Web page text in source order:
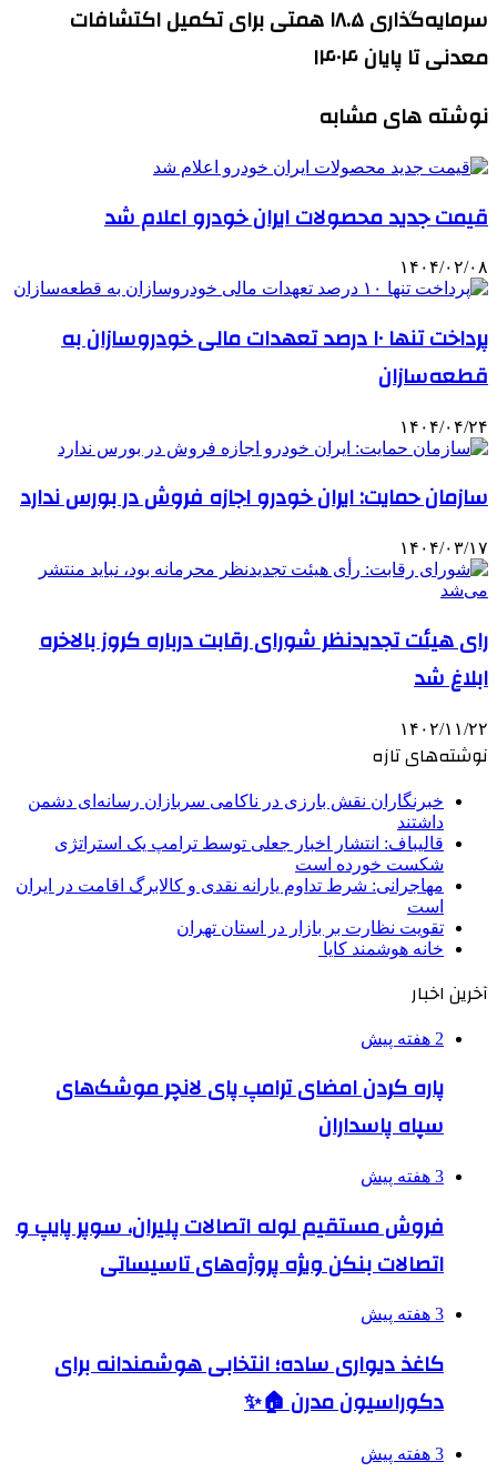
سرمایه‌گذاری ۱۸.۵ همتی برای تکمیل اکتشافات
معدنی تا پایان ۱۴۰۴
نوشته های مشابه
قیمت جدید محصولات ایران خودرو اعلام شد
۱۴۰۴/۰۲/۰۸
پرداخت تنها ۱۰ درصد تعهدات مالی خودروسازان به
قطعه‌سازان
۱۴۰۴/۰۴/۲۴
سازمان حمایت: ایران خودرو اجازه فروش در بورس ندارد
۱۴۰۴/۰۳/۱۷
رای هیئت تجدیدنظر شورای رقابت درباره کروز بالاخره
ابلاغ شد
۱۴۰۲/۱۱/۲۲
نوشته‌های تازه
خبرنگاران نقش بارزی در ناکامی سربازان رسانه‌ای دشمن
داشتند
قالیباف: انتشار اخبار جعلی توسط ترامپ یک استراتژی
شکست خورده است
مهاجرانی: شرط تداوم یارانه نقدی و کالابرگ اقامت در ایران
است
تقویت نظارت بر بازار در استان تهران
خانه هوشمند کایا
آخرین اخبار
2 هفته پیش
پاره کردن امضای ترامپ پای لانچر موشک‌های
سپاه پاسداران
3 هفته پیش
فروش مستقیم لوله اتصالات پلیران، سوپر پایپ و
اتصالات بنکن ویژه پروژه‌های تاسیساتی
3 هفته پیش
کاغذ دیواری ساده؛ انتخابی هوشمندانه برای
دکوراسیون مدرن 🏠✨
3 هفته پیش